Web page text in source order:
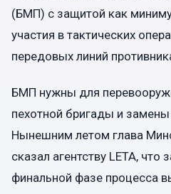
(БМП) с защитой как
участия в тактических
передовых линий
БМП нужны для
пехотной бригады и
Нынешним летом глава
сказал агентству LETA,
финальной фазе процесса